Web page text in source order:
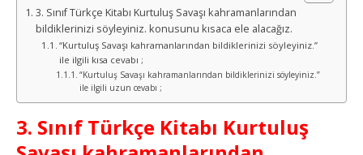
3. Sınıf Türkçe Kitabı Kurtuluş Savaşı kahramanlarından
bildiklerinizi söyleyiniz. konusunu kısaca ele alacağız.
“Kurtuluş Savaşı kahramanlarından bildiklerinizi söyleyiniz.”
ile ilgili kısa cevabı ;
“Kurtuluş Savaşı kahramanlarından bildiklerinizi söyleyiniz.”
ile ilgili uzun cevabı ;
3. Sınıf Türkçe Kitabı Kurtuluş